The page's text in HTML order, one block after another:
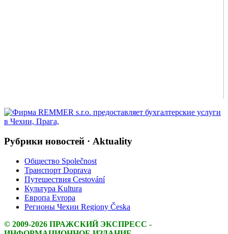
Рубрики новостей · Aktuality
Общество Společnost
Транспорт Doprava
Путешествия Cestování
Культура Kultura
Европа Evropa
Регионы Чехии Regiony Česka
© 2009-2026 ПРАЖСКИЙ ЭКСПРЕСС -